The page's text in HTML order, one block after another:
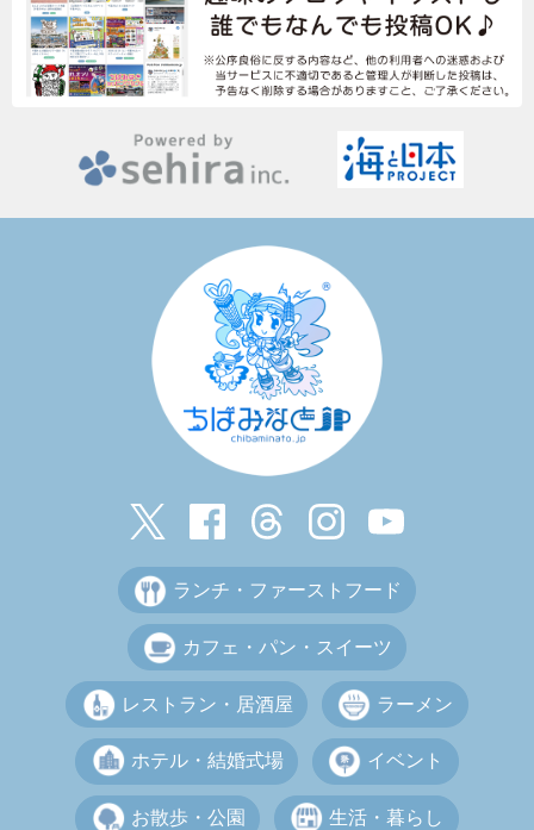
ランチ・ファーストフード
カフェ・パン・スイーツ
レストラン・居酒屋 ラーメン
ホテル・結婚式場 イベント
お散歩・公園 生活・暮らし